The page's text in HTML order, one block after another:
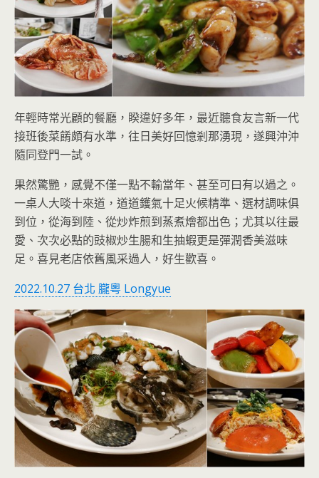
年輕時常光顧的餐廳，睽違好多年，最近聽食友言新一代
接班後菜餚頗有水準，往日美好回憶剎那湧現，遂興沖沖
隨同登門一試。
果然驚艷，感覺不僅一點不輸當年、甚至可曰有以過之。
一桌人大啖十來道，道道鑊氣十足火候精準、選材調味俱
到位，從海到陸、從炒炸煎到蒸煮燴都出色；尤其以往最
愛、次次必點的豉椒炒生腸和生抽蝦更是彈潤香美滋味
足。喜見老店依舊風采過人，好生歡喜。
2022.10.27 台北 朧粵 Longyue